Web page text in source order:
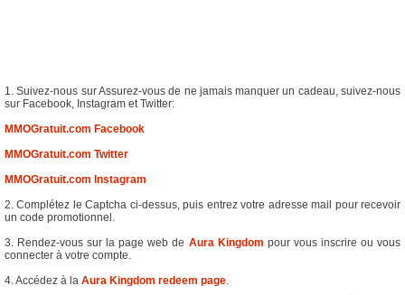
1. Suivez-nous sur Assurez-vous de ne jamais manquer un cadeau, suivez-nous
sur Facebook, Instagram et Twitter:
MMOGratuit.com Facebook
MMOGratuit.com Twitter
MMOGratuit.com Instagram
2. Complétez le Captcha ci-dessus, puis entrez votre adresse mail pour recevoir
un code promotionnel.
3. Rendez-vous sur la page web de Aura Kingdom pour vous inscrire ou vous
connecter à votre compte.
4. Accédez à la Aura Kingdom redeem page.